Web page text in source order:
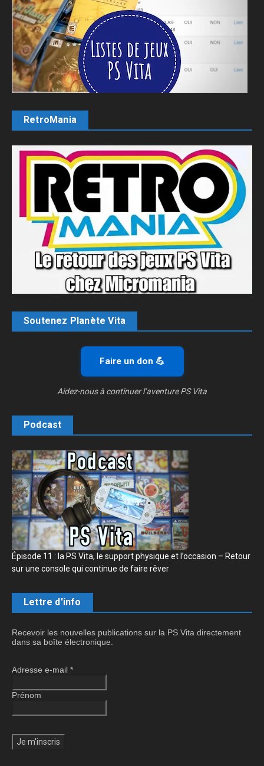
RetroMania
Soutenez Planète Vita
Faire un don 💪
Aidez-nous à continuer l’aventure PS Vita
Podcast
Épisode 11 : la PS Vita, le support physique et l’occasion – Retour
sur une console qui continue de faire rêver
Lettre d'info
Recevoir les nouvelles publications sur la PS Vita directement
dans sa boîte électronique.
Adresse e-mail *
Prénom